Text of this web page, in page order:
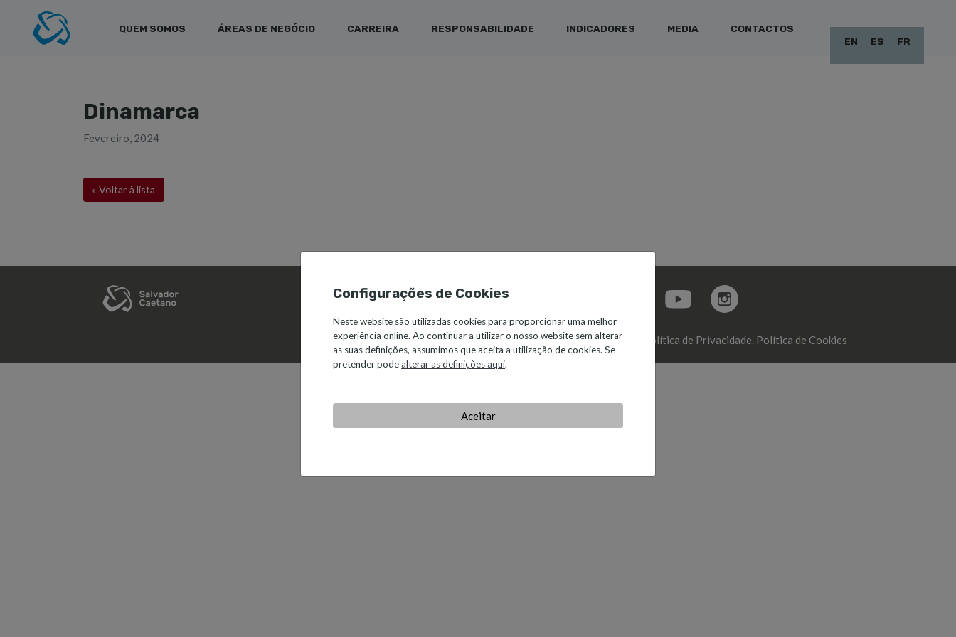
QUEM SOMOS ÁREAS DE NEGÓCIO CARREIRA RESPONSABILIDADE INDICADORES MEDIA
CONTACTOS
EN
ES FR
Dinamarca
Fevereiro, 2024
« Voltar à lista
© 2026 Salvador Caetano. Política de Privacidade. Política de Cookies
Configurações de Cookies
Neste website são utilizadas cookies para proporcionar uma melhor
experiência online. Ao continuar a utilizar o nosso website sem alterar
as suas definições, assumimos que aceita a utilização de cookies. Se
pretender podealterar as definições aqui.
Aceitar